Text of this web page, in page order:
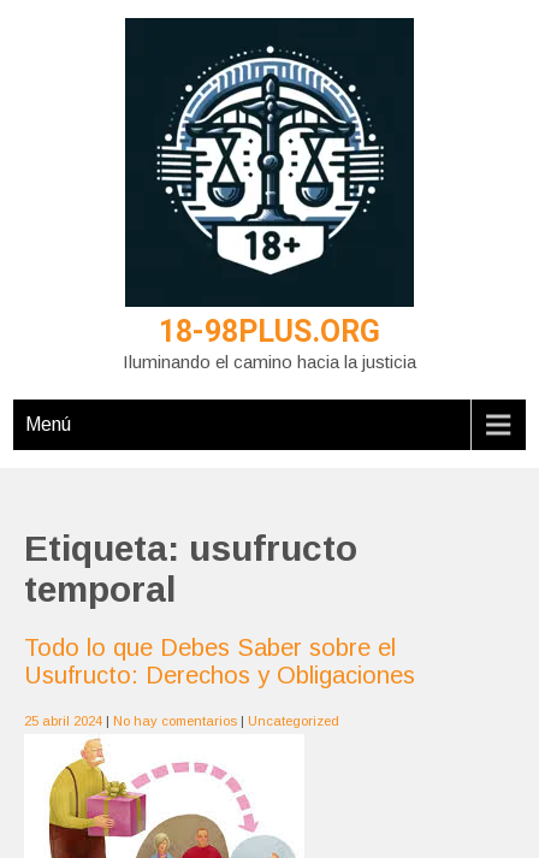
18-98PLUS.ORG
Iluminando el camino hacia la justicia
Menú
Etiqueta: usufructo
temporal
Todo lo que Debes Saber sobre el
Usufructo: Derechos y Obligaciones
25 abril 2024 | No hay comentarios | Uncategorized